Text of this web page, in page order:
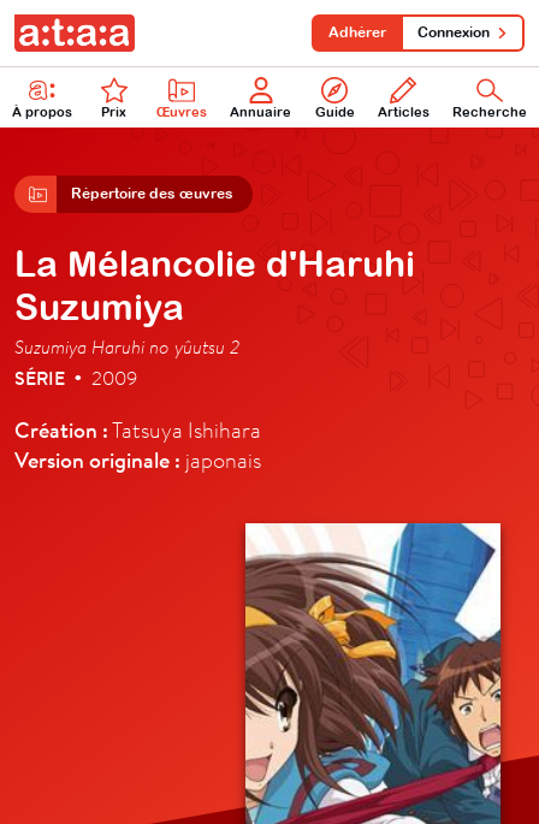
À propos Prix Œuvres Annuaire Guide Articles Recherche
Adhérer Connexion
Répertoire des œuvres
La Mélancolie d'Haruhi
Suzumiya
Suzumiya Haruhi no yûutsu 2
SÉRIE • 2009
Création :Tatsuya Ishihara
Version originale : japonais